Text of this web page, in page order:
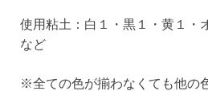
使用粘土：白１・黒１・黄１・
など
※全ての色が揃わなくても他の